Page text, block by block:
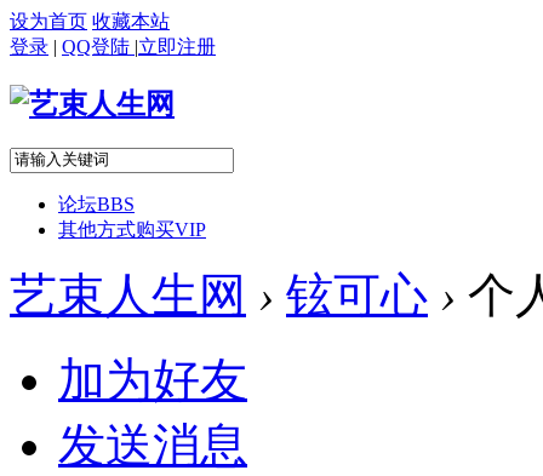
设为首页 收藏本站
登录 | QQ登陆 |立即注册
论坛BBS
其他方式购买VIP
艺束人生网 › 铉可心 › 个
加为好友
发送消息